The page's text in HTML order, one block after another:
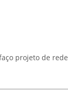
projeto de